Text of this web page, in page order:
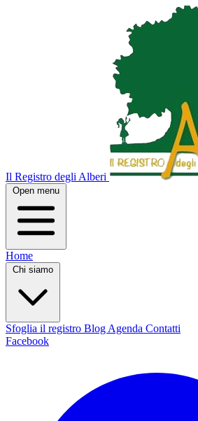
Il Registro degli Alberi
Open menu
Home
Chi siamo
Sfoglia il registro Blog Agenda Contatti
Facebook